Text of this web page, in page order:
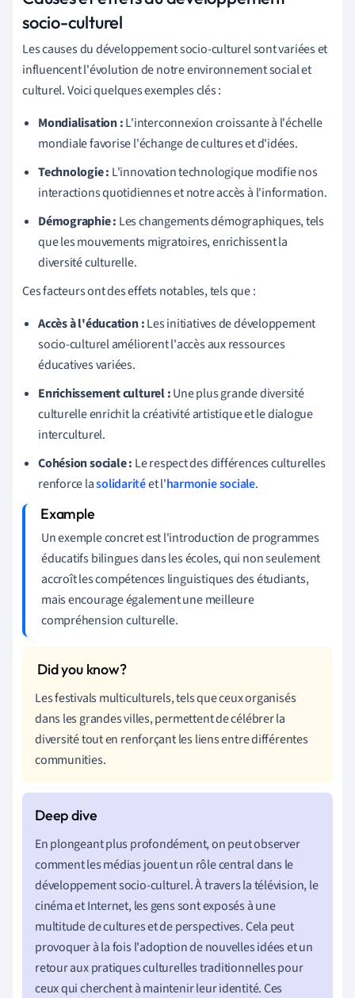
socio-culturel
Les causes du développement socio-culturel sont variées et
influencent l'évolution de notre environnement social et
culturel. Voici quelques exemples clés :
Mondialisation :L'interconnexion croissante à l'échelle
mondiale favorise l'échange de cultures et d'idées.
Technologie : L'innovation technologique modifie nos
interactions quotidiennes et notre accès à l'information.
Démographie : Les changements démographiques, tels
que les mouvements migratoires, enrichissent la
diversité culturelle.
Ces facteurs ont des effets notables, tels que :
Accès à l'éducation :Les initiatives de développement
socio-culturel améliorent l'accès aux ressources
éducatives variées.
Enrichissement culturel :Une plus grande diversité
culturelle enrichit la créativité artistique et le dialogue
interculturel.
Cohésion sociale : Le respect des différences culturelles
renforce lasolidaritéet l'harmonie sociale.
Un exemple concret est l'introduction de programmes
éducatifs bilingues dans les écoles, qui non seulement
accroît les compétences linguistiques des étudiants,
mais encourage également une meilleure
compréhension culturelle.
Les festivals multiculturels, tels que ceux organisés
dans les grandes villes, permettent de célébrer la
diversité tout en renforçant les liens entre différentes
communities.
En plongeant plus profondément, on peut observer
comment les médias jouent un rôle central dans le
développement socio-culturel. À travers la télévision, le
cinéma et Internet, les gens sont exposés à une
multitude de cultures et de perspectives. Cela peut
provoquer à la fois l'adoption de nouvelles idées et un
retour aux pratiques culturelles traditionnelles pour
ceux qui cherchent à maintenir leur identité. Ces